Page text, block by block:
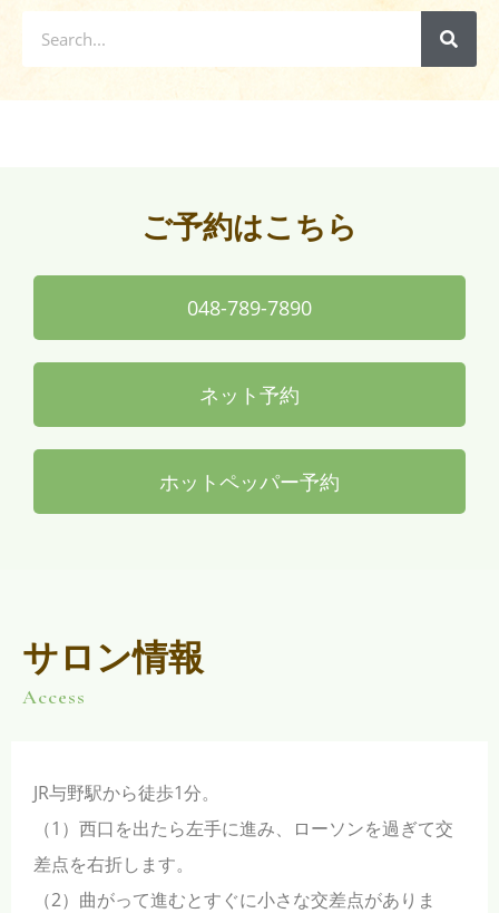
ご予約はこちら
048-789-7890
ネット予約
ホットペッパー予約
サロン情報
Access
JR与野駅から徒歩1分。
（1）西口を出たら左手に進み、ローソンを過ぎて交
差点を右折します。
（2）曲がって進むとすぐに小さな交差点がありま